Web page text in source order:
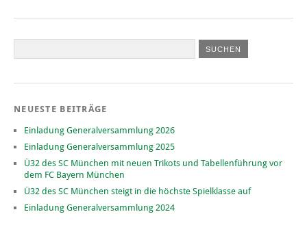
NEUESTE BEITRÄGE
Einladung Generalversammlung 2026
Einladung Generalversammlung 2025
Ü32 des SC München mit neuen Trikots und Tabellenführung vor
dem FC Bayern München
Ü32 des SC München steigt in die höchste Spielklasse auf
Einladung Generalversammlung 2024